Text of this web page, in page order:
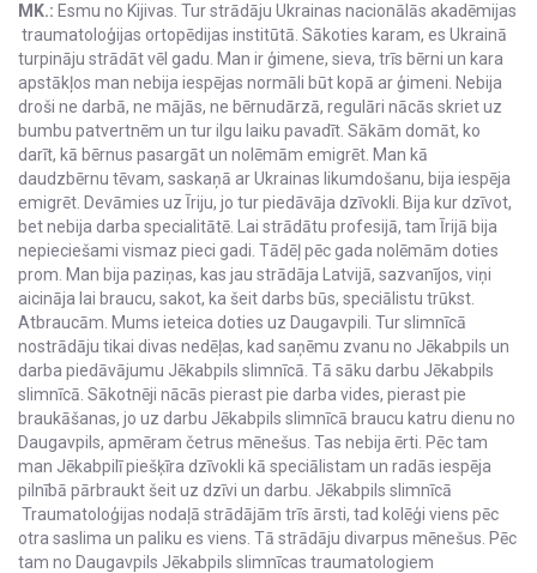
MK.: Esmu no Kijivas. Tur strādāju Ukrainas nacionālās akadēmijas
traumatoloģijas ortopēdijas institūtā. Sākoties karam, es Ukrainā
turpināju strādāt vēl gadu. Man ir ģimene, sieva, trīs bērni un kara
apstākļos man nebija iespējas normāli būt kopā ar ģimeni. Nebija
droši ne darbā, ne mājās, ne bērnudārzā, regulāri nācās skriet uz
bumbu patvertnēm un tur ilgu laiku pavadīt. Sākām domāt, ko
darīt, kā bērnus pasargāt un nolēmām emigrēt. Man kā
daudzbērnu tēvam, saskaņā ar Ukrainas likumdošanu, bija iespēja
emigrēt. Devāmies uz Īriju, jo tur piedāvāja dzīvokli. Bija kur dzīvot,
bet nebija darba specialitātē. Lai strādātu profesijā, tam Īrijā bija
nepieciešami vismaz pieci gadi. Tādēļ pēc gada nolēmām doties
prom. Man bija paziņas, kas jau strādāja Latvijā, sazvanījos, viņi
aicināja lai braucu, sakot, ka šeit darbs būs, speciālistu trūkst.
Atbraucām. Mums ieteica doties uz Daugavpili. Tur slimnīcā
nostrādāju tikai divas nedēļas, kad saņēmu zvanu no Jēkabpils un
darba piedāvājumu Jēkabpils slimnīcā. Tā sāku darbu Jēkabpils
slimnīcā. Sākotnēji nācās pierast pie darba vides, pierast pie
braukāšanas, jo uz darbu Jēkabpils slimnīcā braucu katru dienu no
Daugavpils, apmēram četrus mēnešus. Tas nebija ērti. Pēc tam
man Jēkabpilī piešķīra dzīvokli kā speciālistam un radās iespēja
pilnībā pārbraukt šeit uz dzīvi un darbu. Jēkabpils slimnīcā
Traumatoloģijas nodaļā strādājām trīs ārsti, tad kolēģi viens pēc
otra saslima un paliku es viens. Tā strādāju divarpus mēnešus. Pēc
tam no Daugavpils Jēkabpils slimnīcas traumatologiem